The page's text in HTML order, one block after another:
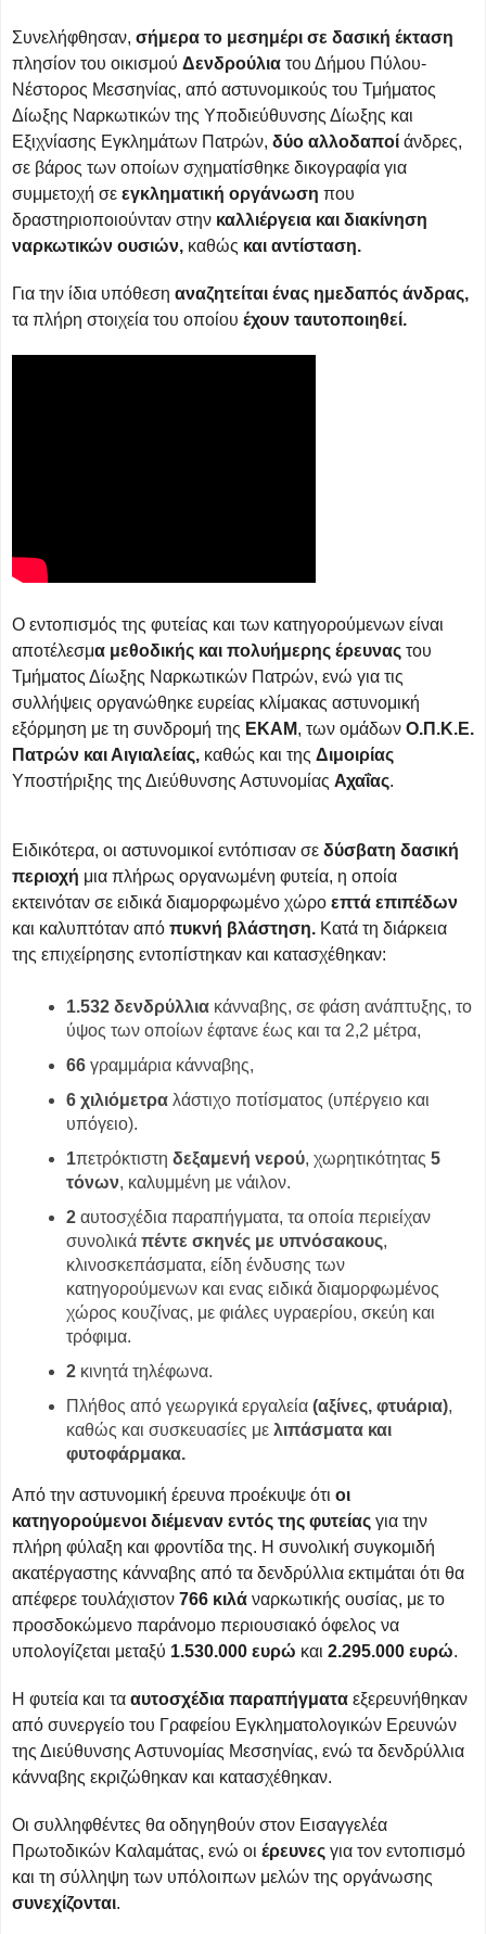
Συνελήφθησαν, σήμερα το μεσημέρι σε δασική έκταση
πλησίον του οικισμού Δενδρούλια του Δήμου Πύλου-
Νέστορος Μεσσηνίας, από αστυνομικούς του Τμήματος
Δίωξης Ναρκωτικών της Υποδιεύθυνσης Δίωξης και
Εξιχνίασης Εγκλημάτων Πατρών, δύο αλλοδαποί άνδρες,
σε βάρος των οποίων σχηματίσθηκε δικογραφία για
συμμετοχή σε εγκληματική οργάνωση που
δραστηριοποιούνταν στην καλλιέργεια και διακίνηση
ναρκωτικών ουσιών, καθώς και αντίσταση.
Για την ίδια υπόθεση αναζητείται ένας ημεδαπός άνδρας,
τα πλήρη στοιχεία του οποίου έχουν ταυτοποιηθεί.
Ο εντοπισμός της φυτείας και των κατηγορούμενων είναι
αποτέλεσμα μεθοδικής και πολυήμερης έρευνας του
Τμήματος Δίωξης Ναρκωτικών Πατρών, ενώ για τις
συλλήψεις οργανώθηκε ευρείας κλίμακας αστυνομική
εξόρμηση με τη συνδρομή της ΕΚΑΜ, των ομάδων Ο.Π.Κ.Ε.
Πατρών και Αιγιαλείας, καθώς και της Διμοιρίας
Υποστήριξης της Διεύθυνσης Αστυνομίας Αχαΐας.
Ειδικότερα, οι αστυνομικοί εντόπισαν σε δύσβατη δασική
περιοχή μια πλήρως οργανωμένη φυτεία, η οποία
εκτεινόταν σε ειδικά διαμορφωμένο χώρο επτά επιπέδων
και καλυπτόταν από πυκνή βλάστηση. Κατά τη διάρκεια
της επιχείρησης εντοπίστηκαν και κατασχέθηκαν:
1.532 δενδρύλλια κάνναβης, σε φάση ανάπτυξης, το
ύψος των οποίων έφτανε έως και τα 2,2 μέτρα,
66 γραμμάρια κάνναβης,
6 χιλιόμετρα λάστιχο ποτίσματος (υπέργειο και
υπόγειο).
1πετρόκτιστη δεξαμενή νερού, χωρητικότητας 5
τόνων, καλυμμένη με νάιλον.
2 αυτοσχέδια παραπήγματα, τα οποία περιείχαν
συνολικά πέντε σκηνές με υπνόσακους,
κλινοσκεπάσματα, είδη ένδυσης των
κατηγορούμενων και ενας ειδικά διαμορφωμένος
χώρος κουζίνας, με φιάλες υγραερίου, σκεύη και
τρόφιμα.
2 κινητά τηλέφωνα.
Πλήθος από γεωργικά εργαλεία (αξίνες, φτυάρια),
καθώς και συσκευασίες με λιπάσματα και
φυτοφάρμακα.
Από την αστυνομική έρευνα προέκυψε ότι οι
κατηγορούμενοι διέμεναν εντός της φυτείας για την
πλήρη φύλαξη και φροντίδα της. Η συνολική συγκομιδή
ακατέργαστης κάνναβης από τα δενδρύλλια εκτιμάται ότι θα
απέφερε τουλάχιστον 766 κιλά ναρκωτικής ουσίας, με το
προσδοκώμενο παράνομο περιουσιακό όφελος να
υπολογίζεται μεταξύ 1.530.000 ευρώ και 2.295.000 ευρώ.
Η φυτεία και τα αυτοσχέδια παραπήγματα εξερευνήθηκαν
από συνεργείο του Γραφείου Εγκληματολογικών Ερευνών
της Διεύθυνσης Αστυνομίας Μεσσηνίας, ενώ τα δενδρύλλια
κάνναβης εκριζώθηκαν και κατασχέθηκαν.
Οι συλληφθέντες θα οδηγηθούν στον Εισαγγελέα
Πρωτοδικών Καλαμάτας, ενώ οι έρευνες για τον εντοπισμό
και τη σύλληψη των υπόλοιπων μελών της οργάνωσης
συνεχίζονται.